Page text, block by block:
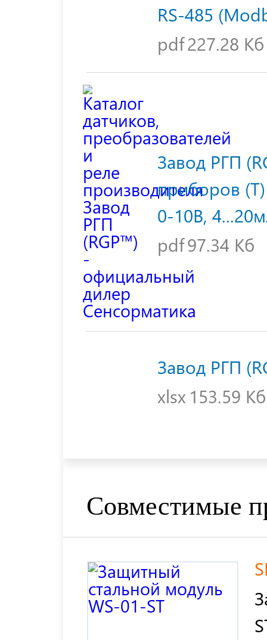
RS-485
pdf227.28 Кб
Завод РГП
приборов (T)
0-10В,
pdf97.34 Кб
Завод РГП
xlsx 153.59 Кб
Совместимые